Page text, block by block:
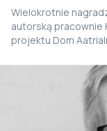
Wielokrotnie
autorską pracownie
projektu Dom